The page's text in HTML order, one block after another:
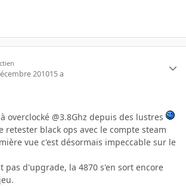
201015 a
overclocké @3.8Ghz depuis des lustres
retester black ops avec le compte steam
vue c'est désormais impeccable sur le
pas d'upgrade, la 4870 s'en sort encore